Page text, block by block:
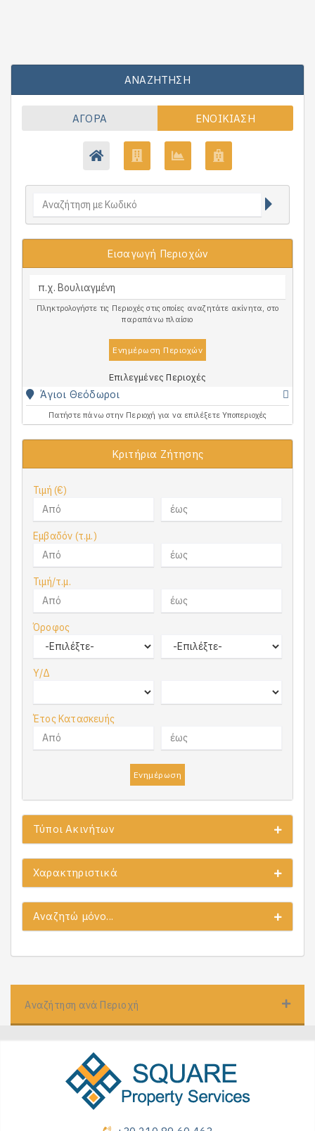
ΑΝΑΖΉΤΗΣΗ
ΑΓΟΡΆ ΕΝΟΙΚΊΑΣΗ
Εισαγωγή Περιοχών
Πληκτρολογήστε τις Περιοχές στις οποίες αναζητάτε ακίνητα, στο
παραπάνω πλαίσιο
Ενημέρωση Περιοχών
Επιλεγμένες Περιοχές
Άγιοι Θεόδωροι
Πατήστε πάνω στην Περιοχή για να επιλέξετε Υποπεριοχές
Κριτήρια Ζήτησης
Τιμή (€)
Εμβαδόν (τ.μ.)
Τιμή/τ.μ.
Όροφος
Υ/Δ
Έτος Κατασκευής
Ενημέρωση
Τύποι Ακινήτων
Χαρακτηριστικά
Αναζητώ μόνο...
Αναζήτηση ανά Περιοχή